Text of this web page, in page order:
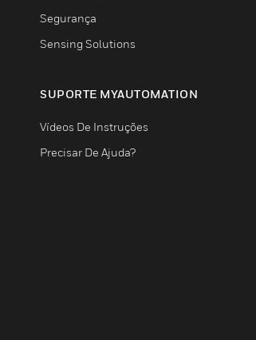
Segurança
Sensing Solutions
SUPORTE MYAUTOMATION
Vídeos De Instruções
Precisar De Ajuda?